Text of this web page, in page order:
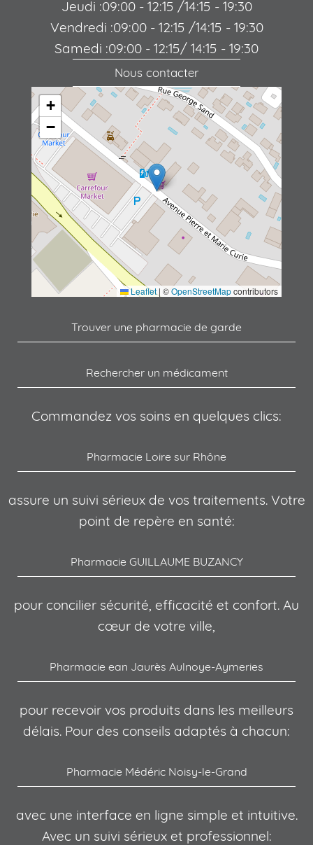
+
−
Leaflet | ©OpenStreetMapcontributors
Trouver une pharmacie de garde
Rechercher un médicament
Commandez vos soins en quelques clics:
Pharmacie Loire sur Rhône
assure un suivi sérieux de vos traitements. Votre
point de repère en santé:
Pharmacie GUILLAUME BUZANCY
pour concilier sécurité, efficacité et confort. Au
cœur de votre ville,
Pharmacie ean Jaurès Aulnoye-Aymeries
pour recevoir vos produits dans les meilleurs
délais. Pour des conseils adaptés à chacun:
Pharmacie Médéric Noisy-le-Grand
avec une interface en ligne simple et intuitive.
Avec un suivi sérieux et professionnel:
Jeudi :09:00 - 12:15 /14:15 - 19:30
Vendredi :09:00 - 12:15 /14:15 - 19:30
Samedi :09:00 - 12:15/ 14:15 - 19:30
Nous contacter